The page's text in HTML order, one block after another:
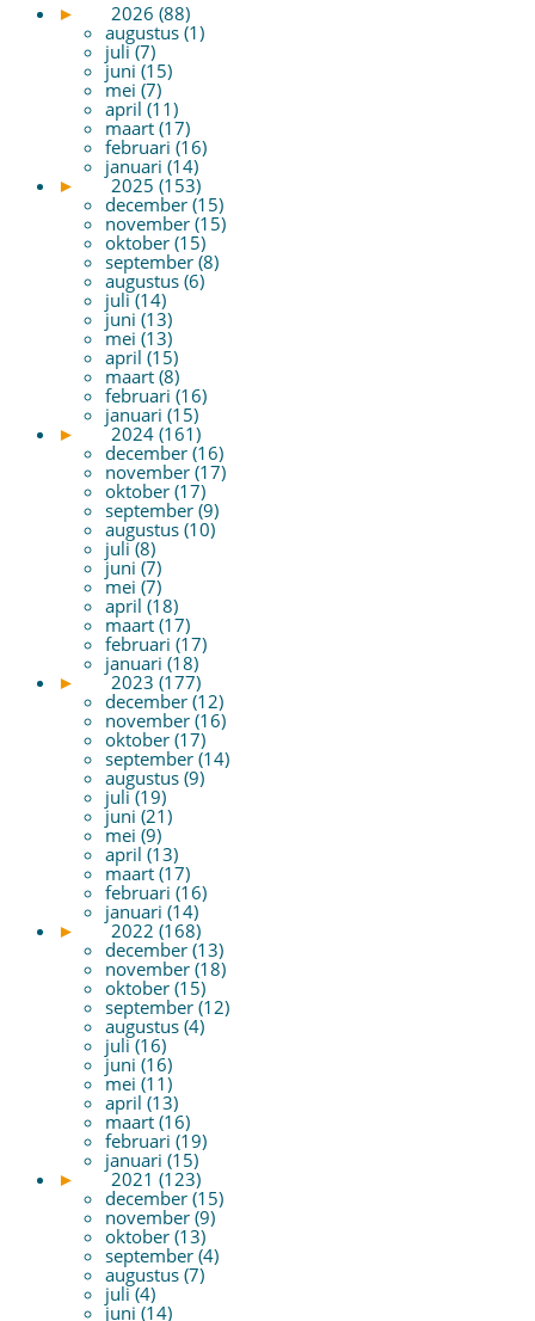
►
2026 (88)
augustus (1)
juli (7)
juni (15)
mei (7)
april (11)
maart (17)
februari (16)
januari (14)
►
2025 (153)
december (15)
november (15)
oktober (15)
september (8)
augustus (6)
juli (14)
juni (13)
mei (13)
april (15)
maart (8)
februari (16)
januari (15)
►
2024 (161)
december (16)
november (17)
oktober (17)
september (9)
augustus (10)
juli (8)
juni (7)
mei (7)
april (18)
maart (17)
februari (17)
januari (18)
►
2023 (177)
december (12)
november (16)
oktober (17)
september (14)
augustus (9)
juli (19)
juni (21)
mei (9)
april (13)
maart (17)
februari (16)
januari (14)
►
2022 (168)
december (13)
november (18)
oktober (15)
september (12)
augustus (4)
juli (16)
juni (16)
mei (11)
april (13)
maart (16)
februari (19)
januari (15)
►
2021 (123)
december (15)
november (9)
oktober (13)
september (4)
augustus (7)
juli (4)
juni (14)